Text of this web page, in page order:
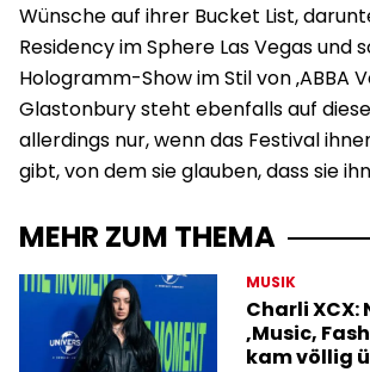
Wünsche auf ihrer Bucket List,
Residency im Sphere Las Vegas und
Hologramm-Show im Stil von ‚ABBA
Glastonbury steht ebenfalls auf
allerdings nur, wenn das Festival
gibt, von dem sie glauben, dass sie
MEHR ZUM THEMA
MUSIK
Charli XCX:
‚Music,
kam völlig